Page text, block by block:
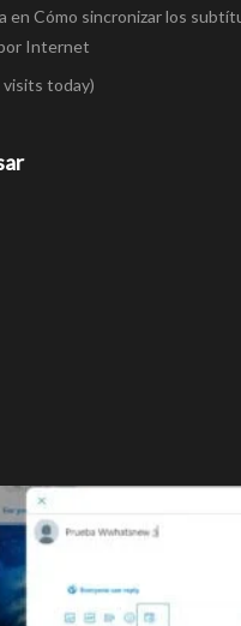
en Cómo sincronizar los
Internet
today)